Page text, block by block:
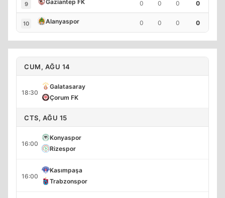
9 Gaziantep FK 0 0 0 0
10 Alanyaspor 0 0 0 0
CUM, AĞU 14
18:30
Galatasaray
Çorum FK
CTS, AĞU 15
16:00
Konyaspor
Rizespor
16:00
Kasımpaşa
Trabzonspor